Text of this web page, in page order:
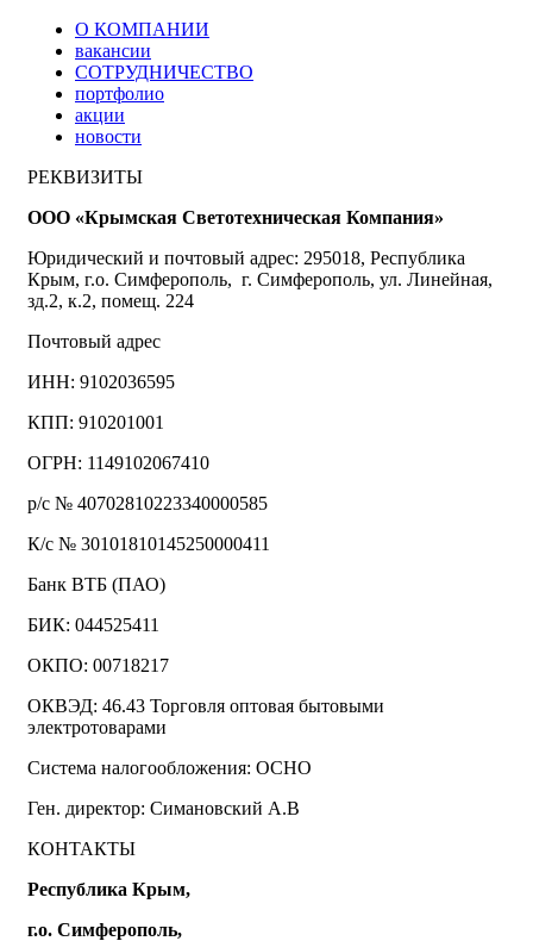
О КОМПАНИИ
вакансии
СОТРУДНИЧЕСТВО
портфолио
акции
новости
РЕКВИЗИТЫ
ООО «Крымская Светотехническая Компания»
Юридический и почтовый адрес: 295018, Республика
Крым, г.о. Симферополь, г. Симферополь, ул. Линейная,
зд.2, к.2, помещ. 224
Почтовый адрес
ИНН: 9102036595
КПП: 910201001
ОГРН: 1149102067410
р/с № 40702810223340000585
К/с № 30101810145250000411
Банк ВТБ (ПАО)
БИК: 044525411
ОКПО: 00718217
ОКВЭД: 46.43 Торговля оптовая бытовыми
электротоварами
Система налогообложения: ОСНО
Ген. директор: Симановский А.В
КОНТАКТЫ
Республика Крым,
г.о. Симферополь,